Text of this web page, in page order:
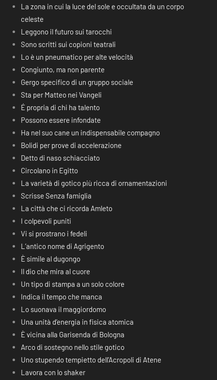
La zona in cui la luce del sole e occultata da un corpo
celeste
Leggono il futuro sui tarocchi
Sono scritti sui copioni teatrali
Lo è un pneumatico per alte velocità
Congiunto, ma non parente
Gergo specifico di un gruppo sociale
Sta per Matteo nei Vangeli
É propria di chi ha talento
Possono essere infondate
Ha nel suo cane un indispensabile compagno
Bolidi per prove di accelerazione
Detto di naso schiacciato
Circolano in Egitto
La varietà di gotico più ricca di ornamentazioni
Scrisse Senza famiglia
La città che ci ricorda Amleto
I colpevoli puniti
Vi si prostrano i fedeli
L’antico nome di Agrigento
È simile al dugongo
Il dio che mira al cuore
Un tipo di stampa a un solo colore
Indica il tempo che manca
Lo suonava il maggiordomo
Una unità d’energia in fisica atomica
È vicina alla Garisenda di Bologna
Arco di sostegno nello stile gotico
Uno stupendo tempietto dell’Acropoli di Atene
Lavora con lo shaker